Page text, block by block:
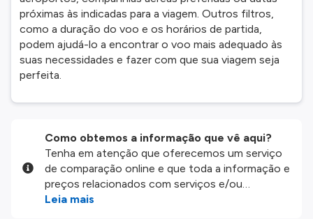
próximas às indicadas para a viagem. Outros filtros,
como a duração do voo e os horários de partida,
podem ajudá-lo a encontrar o voo mais adequado às
suas necessidades e fazer com que sua viagem seja
perfeita.
Como obtemos a informação que vê aqui?
Tenha em atenção que oferecemos um serviço
de comparação online e que toda a informação e
preços relacionados com serviços e/ou
produtos disponíveis no nosso website são
Leia mais